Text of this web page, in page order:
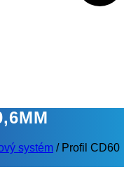
systém / Profil CD60